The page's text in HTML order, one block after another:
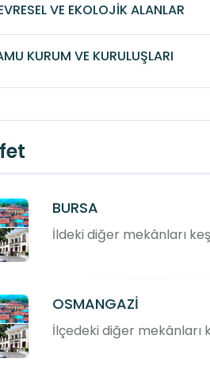
VE EKOLOJİK ALANLAR
KURUM VE KURULUŞLARI
BURSA
İldeki diğer mekânları
OSMANGAZİ
İlçedeki diğer mekânları